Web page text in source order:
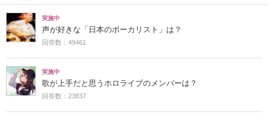
実施中
声が好きな「日本のボーカリスト」は？
回答数：49461
実施中
歌が上手だと思うホロライブのメンバーは？
回答数：23837